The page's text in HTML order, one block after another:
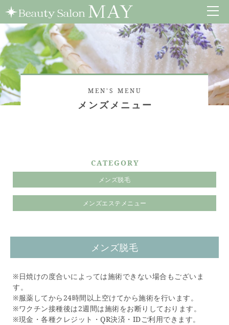
MEN'S MENU
メンズメニュー
CATEGORY
メンズ脱毛
メンズエステメニュー
メンズ脱毛
※日焼けの度合いによっては施術できない場合もございま
す。
※服薬してから24時間以上空けてから施術を行います。
※ワクチン接種後は2週間は施術をお断りしております。
※現金・各種クレジット・QR決済・IDご利用できます。